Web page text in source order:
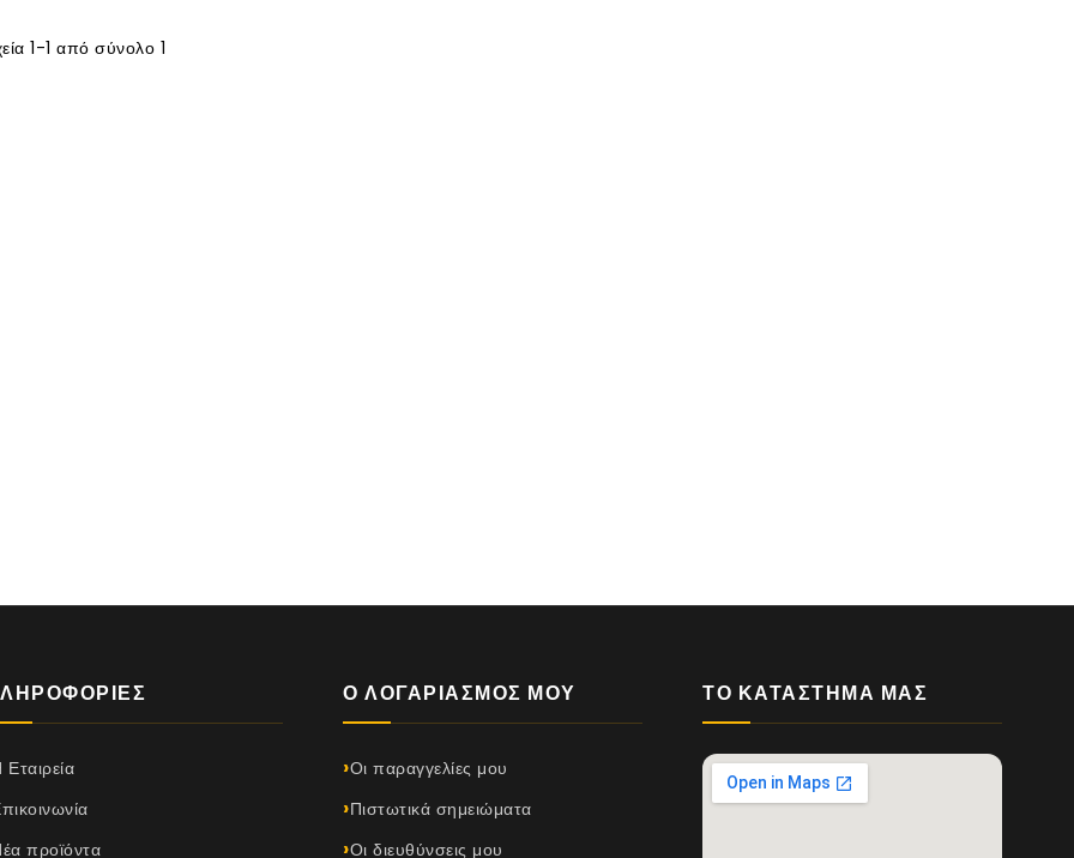
1-1 από σύνολο 1
Εταιρεία
προϊόντα
Ο ΛΟΓΑΡΙΑΣΜΌΣ ΜΟΥ
Οι παραγγελίες μου
Πιστωτικά σημειώματα
Οι διευθύνσεις μου
ΤΟ ΚΑΤΆΣΤΗΜΆ ΜΑΣ